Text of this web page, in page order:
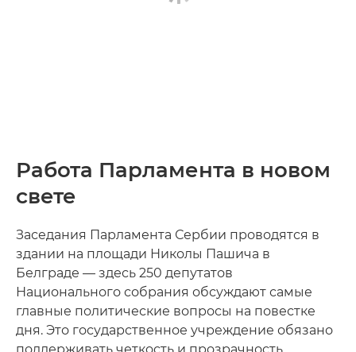
Работа Парламента в новом
свете
Заседания Парламента Сербии проводятся в
здании на площади Николы Пашича в
Белграде — здесь 250 депутатов
Национального собрания обсуждают самые
главные политические вопросы на повестке
дня. Это государственное учреждение обязано
поддерживать четкость и прозрачность